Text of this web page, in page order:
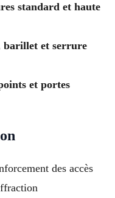
standard et haute
barillet et serrure
et portes
des accès